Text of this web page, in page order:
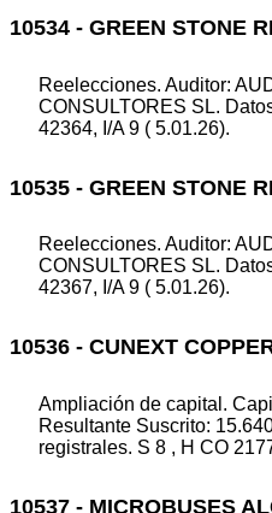
10534 - GREEN STONE
Reelecciones. Auditor:
CONSULTORES SL.
42364, I/A 9 ( 5.01.26).
10535 - GREEN STONE
Reelecciones. Auditor:
CONSULTORES SL.
42367, I/A 9 ( 5.01.26).
10536 - CUNEXT
Ampliación de capital.
Resultante Suscrito:
registrales. S 8 , H CO
10537 - MICROBUSES